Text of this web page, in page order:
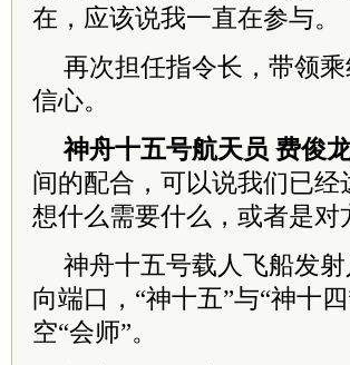
在，应该说我一直在参与。
再次担任指令长，带领
信心。
神舟十五号航天员 费俊龙
间的配合，可以说我们已
想什么需要什么，或者是
神舟十五号载人飞船发
向端口，“神十五”与“神十
空“会师”。